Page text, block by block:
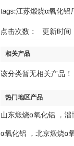
tags:江苏煅烧α氧化铝
点击次数： 更新时间
相关产品
该分类暂无相关产品！
热门地区产品
山东煅烧α氧化铝 ， 淄
α氧化铝 ， 北京煅烧α